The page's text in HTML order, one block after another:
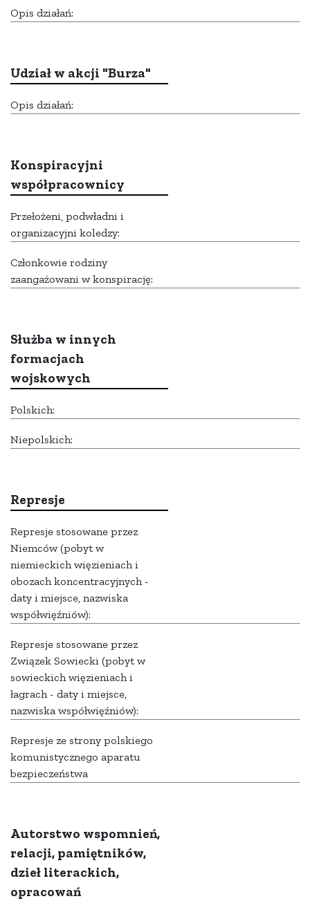
Opis działań:
Udział w akcji "Burza"
Opis działań:
Konspiracyjni
współpracownicy
Przełożeni, podwładni i
organizacyjni koledzy:
Członkowie rodziny
zaangażowani w konspirację:
Służba w innych
formacjach
wojskowych
Polskich:
Niepolskich:
Represje
Represje stosowane przez
Niemców (pobyt w
niemieckich więzieniach i
obozach koncentracyjnych -
daty i miejsce, nazwiska
współwięźniów):
Represje stosowane przez
Związek Sowiecki (pobyt w
sowieckich więzieniach i
łagrach - daty i miejsce,
nazwiska współwięźniów):
Represje ze strony polskiego
komunistycznego aparatu
bezpieczeństwa
Autorstwo wspomnień,
relacji, pamiętników,
dzieł literackich,
opracowań